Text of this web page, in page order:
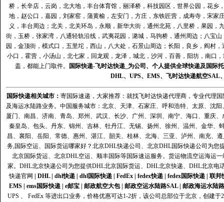
桥，长辛店，云岗，北大地，丰台体育馆，丽泽桥，科技园区，世界公园，花
地，赵公口，嘉园，刘家窑，蒲黄榆，左安门，方庄，东铁匠营，成寿寺，宋
义，丰台周边；北关，北关环岛，永顺，新华大街，通州北苑，八里桥，果园
街，玉桥，张家湾，八通轻轨沿线，武夷花园，潞城，马驹桥，通州周边；八宝
园，金顶街，模式口，五里坨，西山，八大处，石景山周边；长阳，良乡，阎村
小口，霍营，小汤山，北七家，回龙观，龙泽，城北，沙河，百善，阳坊，南口
盖，都能上门取件。
国际快递-飞时达快递_为公司、个人提供全球快递及国际
DHL、 UPS、 EMS、 飞时达快递航空SAL
国际快递相关城市： 寄国际速递，大家推荐：就找飞时达快递代理商，专业代理
及海运水陆路业务。中国服务城市：北京、天津、石家庄、呼和浩特、太原、沈
厦门、南昌、济南、青岛、郑州、武汉、长沙、广州、深圳、南宁、海口、重庆
秦皇岛、包头、丹东、锦州、吉林、牡丹江、无锡、扬州、徐州、温州、金华
昌、襄阳、岳阳、常德、惠州、湛江、韶关、桂林、北海、三亚、泸州、南充、
务,国际空运、国际货运哪家好？北京DHL快递公司、北京DHL国际快递公司为
北京国际货运、北京DHL空运、顺丰国际等国际速运服务。货运物流空运海运
家。DHL北京快递公司为您提供DHL北京国际货运、DHL北京快递、DHL北京电
快递官网
DHL| dhl快递| dhl国际快递| FedEx| fedex快递| fedex国际快递| 联邦
EMS| ems国际快递| e邮宝| 邮政航空大包| 邮政空运水陆路SAL| 邮政海运水陆路
UPS 、 FedEx 等进出口业务，价格优惠可达1-2折，该公司总部位于北京，创建